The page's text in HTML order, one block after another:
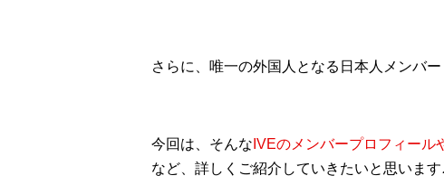
さらに、唯一の外国人となる日本人メンバー
今回は、そんな IVEのメンバープロフィー
など、詳しくご紹介していきたいと思います